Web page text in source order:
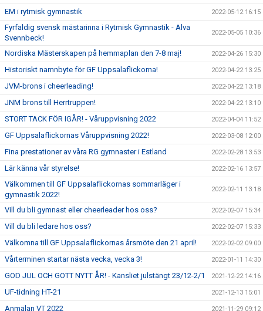
EM i rytmisk gymnastik 2022-05-12 16:15
Fyrfaldig svensk mästarinna i Rytmisk Gymnastik - Alva
Svennbeck!
2022-05-05 10:36
Nordiska Mästerskapen på hemmaplan den 7-8 maj! 2022-04-26 15:30
Historiskt namnbyte för GF Uppsalaflickorna! 2022-04-22 13:25
JVM-brons i cheerleading! 2022-04-22 13:18
JNM brons till Herrtruppen! 2022-04-22 13:10
STORT TACK FÖR IGÅR! - Våruppvisning 2022 2022-04-04 11:52
GF Uppsalaflickornas Våruppvisning 2022! 2022-03-08 12:00
Fina prestationer av våra RG gymnaster i Estland 2022-02-28 13:53
Lär känna vår styrelse! 2022-02-16 13:57
Välkommen till GF Uppsalaflickornas sommarläger i
gymnastik 2022!
2022-02-11 13:18
Vill du bli gymnast eller cheerleader hos oss? 2022-02-07 15:34
Vill du bli ledare hos oss? 2022-02-07 15:33
Välkomna till GF Uppsalaflickornas årsmöte den 21 april! 2022-02-02 09:00
Vårterminen startar nästa vecka, vecka 3! 2022-01-11 14:30
GOD JUL OCH GOTT NYTT ÅR! - Kansliet julstängt 23/12-2/1 2021-12-22 14:16
UF-tidning HT-21 2021-12-13 15:01
Anmälan VT 2022 2021-11-29 09:12